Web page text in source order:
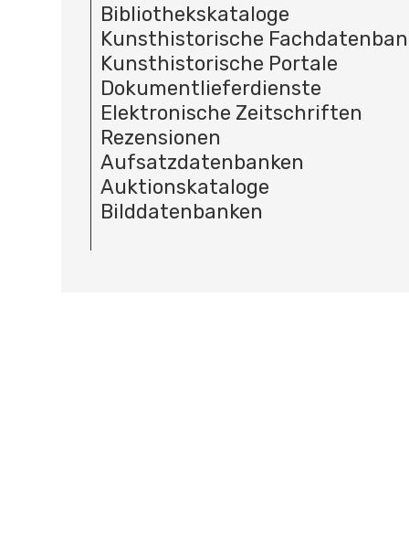
Bibliothekskataloge
Kunsthistorische
Kunsthistorische Portale
Dokumentlieferdienste
Elektronische Zeitschriften
Rezensionen
Aufsatzdatenbanken
Auktionskataloge
Bilddatenbanken